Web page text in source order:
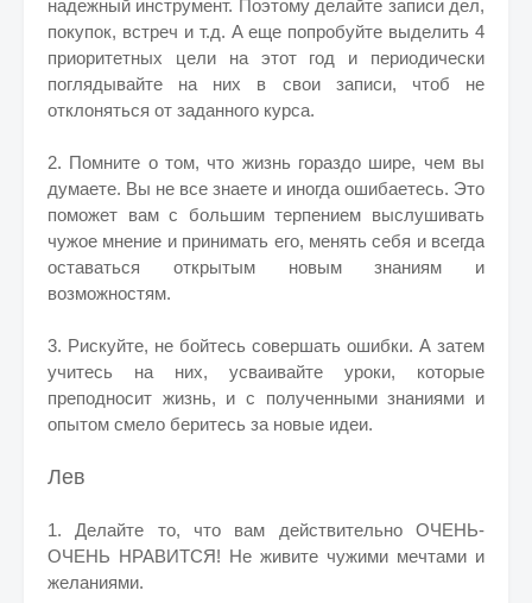
надежный инструмент. Поэтому делайте записи дел,
покупок, встреч и т.д. А еще попробуйте выделить 4
приоритетных цели на этот год и периодически
поглядывайте на них в свои записи, чтоб не
отклоняться от заданного курса.
2. Помните о том, что жизнь гораздо шире, чем вы
думаете. Вы не все знаете и иногда ошибаетесь. Это
поможет вам с большим терпением выслушивать
чужое мнение и принимать его, менять себя и всегда
оставаться открытым новым знаниям и
возможностям.
3. Рискуйте, не бойтесь совершать ошибки. А затем
учитесь на них, усваивайте уроки, которые
преподносит жизнь, и с полученными знаниями и
опытом смело беритесь за новые идеи.
Лев
1. Делайте то, что вам действительно ОЧЕНЬ-
ОЧЕНЬ НРАВИТСЯ! Не живите чужими мечтами и
желаниями.